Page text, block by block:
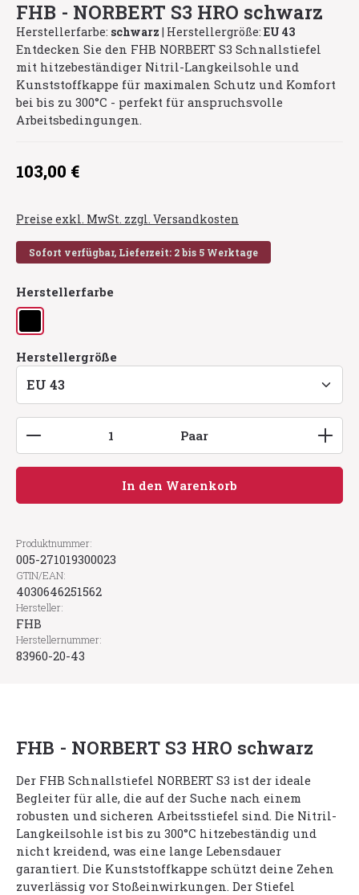
FHB - NORBERT S3 HRO schwarz
Herstellerfarbe: schwarz | Herstellergröße: EU 43
Entdecken Sie den FHB NORBERT S3 Schnallstiefel
mit hitzebeständiger Nitril-Langkeilsohle und
Kunststoffkappe für maximalen Schutz und Komfort
bei bis zu 300°C - perfekt für anspruchsvolle
Arbeitsbedingungen.
Regulärer Preis:
103,00 €
Preise exkl. MwSt. zzgl. Versandkosten
Sofort verfügbar, Lieferzeit: 2 bis 5 Werktage
Herstellerfarbe
schwarz
Herstellergröße
Produkt Anzahl: Gib den gewünschten Wert
Paar
In den Warenkorb
Produktnummer:
005-271019300023
GTIN/EAN:
4030646251562
Hersteller:
FHB
Herstellernummer:
83960-20-43
FHB - NORBERT S3 HRO schwarz
Der FHB Schnallstiefel NORBERT S3 ist der ideale
Begleiter für alle, die auf der Suche nach einem
robusten und sicheren Arbeitsstiefel sind. Die Nitril-
Langkeilsohle ist bis zu 300°C hitzebeständig und
nicht kreidend, was eine lange Lebensdauer
garantiert. Die Kunststoffkappe schützt deine Zehen
zuverlässig vor Stoßeinwirkungen. Der Stiefel